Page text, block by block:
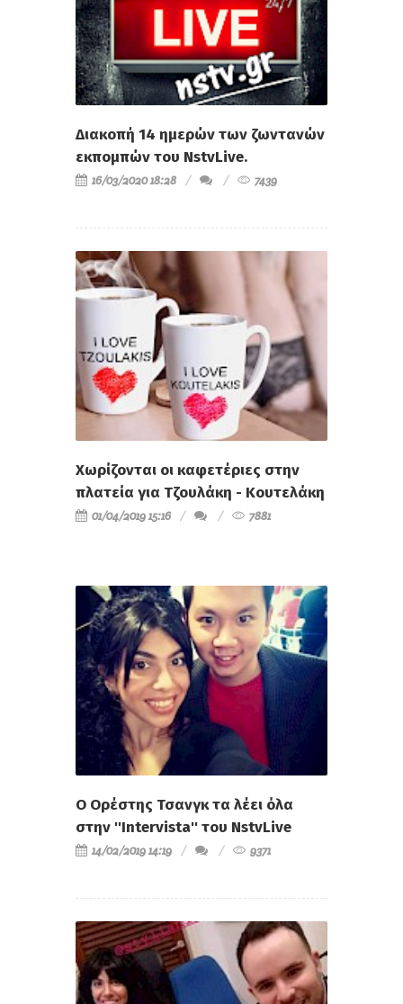
Διακοπή 14 ημερών των ζωντανών
εκπομπών του NstvLive.
16/03/2020 18:28 7439
Χωρίζονται οι καφετέριες στην
πλατεία για Τζουλάκη - Κουτελάκη
01/04/2019 15:16 7881
O Ορέστης Τσανγκ τα λέει όλα
στην ''Ιntervista'' του NstvLive
14/02/2019 14:19 9371